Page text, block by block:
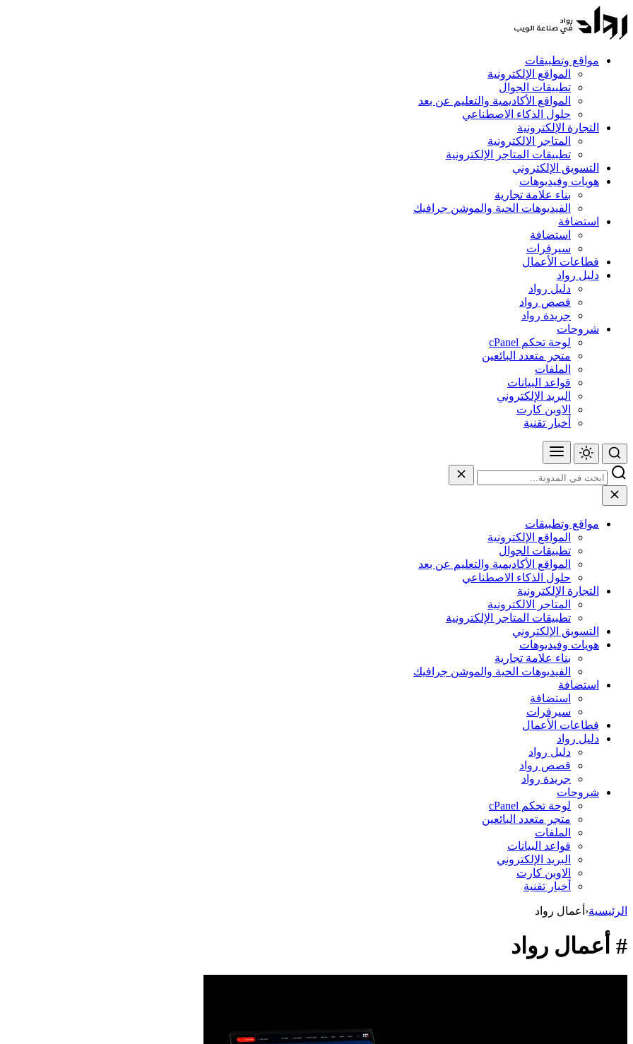
مواقع وتطبيقات
المواقع الإلكترونية
تطبيقات الجوال
المواقع الأكاديمية والتعليم عن بعد
حلول الذكاء الاصطناعي
التجارة الإلكترونية
المتاجر الالكترونية
تطبيقات المتاجر الإلكترونية
التسويق الإلكتروني
هويات وفيديوهات
بناء علامة تجارية
الفيديوهات الحية والموشن جرافيك
استضافة
استضافة
سيرفرات
قطاعات الأعمال
دليل رواد
دليل رواد
قصص رواد
جريدة رواد
شروحات
لوحة تحكم cPanel
متجر متعدد البائعين
الملفات
قواعد البيانات
البريد الإلكتروني
الاوبن كارت
أخبار تقنية
مواقع وتطبيقات
المواقع الإلكترونية
تطبيقات الجوال
المواقع الأكاديمية والتعليم عن بعد
حلول الذكاء الاصطناعي
التجارة الإلكترونية
المتاجر الالكترونية
تطبيقات المتاجر الإلكترونية
التسويق الإلكتروني
هويات وفيديوهات
بناء علامة تجارية
الفيديوهات الحية والموشن جرافيك
استضافة
استضافة
سيرفرات
قطاعات الأعمال
دليل رواد
دليل رواد
قصص رواد
جريدة رواد
شروحات
لوحة تحكم cPanel
متجر متعدد البائعين
الملفات
قواعد البيانات
البريد الإلكتروني
الاوبن كارت
أخبار تقنية
الرئيسية‹ أعمال رواد
# أعمال رواد